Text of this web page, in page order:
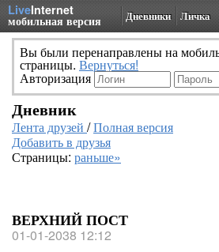
LiveInternet
мобильная версия Дневники Личка
Вы были перенаправлены на
страницы. Вернуться!
Авторизация
Дневник
Лента друзей /Полная версия
Добавить в друзья
Страницы: раньше»
ВЕРХНИЙ ПОСТ
01-01-2038 12:12